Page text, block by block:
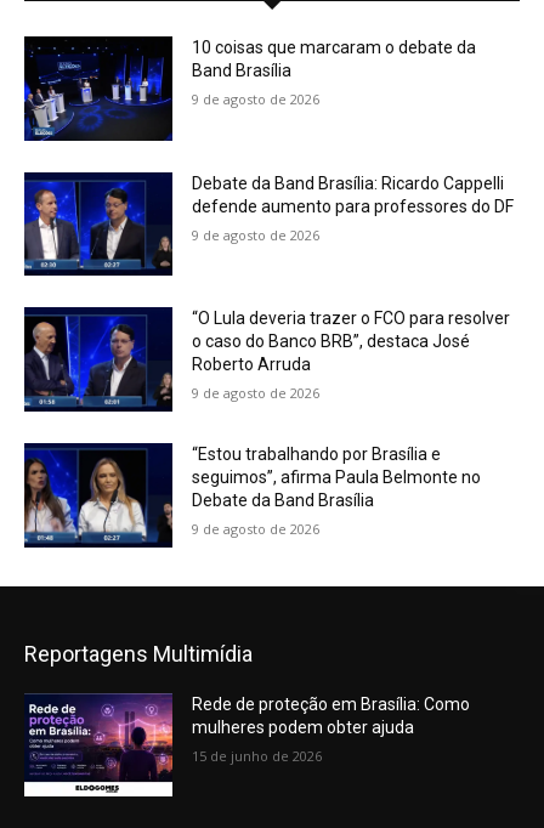
10 coisas que marcaram o debate da
Band Brasília
9 de agosto de 2026
Debate da Band Brasília: Ricardo Cappelli
defende aumento para professores do DF
9 de agosto de 2026
“O Lula deveria trazer o FCO para resolver
o caso do Banco BRB”, destaca José
Roberto Arruda
9 de agosto de 2026
“Estou trabalhando por Brasília e
seguimos”, afirma Paula Belmonte no
Debate da Band Brasília
9 de agosto de 2026
Reportagens Multimídia
Rede de proteção em Brasília: Como
mulheres podem obter ajuda
15 de junho de 2026